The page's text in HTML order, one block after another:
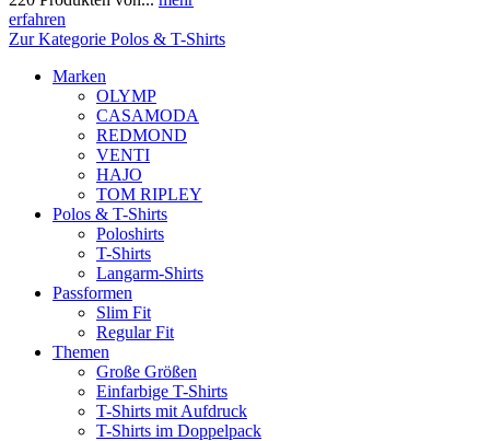
erfahren
Zur Kategorie Polos & T-Shirts
Marken
OLYMP
CASAMODA
REDMOND
VENTI
HAJO
TOM RIPLEY
Polos & T-Shirts
Poloshirts
T-Shirts
Langarm-Shirts
Passformen
Slim Fit
Regular Fit
Themen
Große Größen
Einfarbige T-Shirts
T-Shirts mit Aufdruck
T-Shirts im Doppelpack